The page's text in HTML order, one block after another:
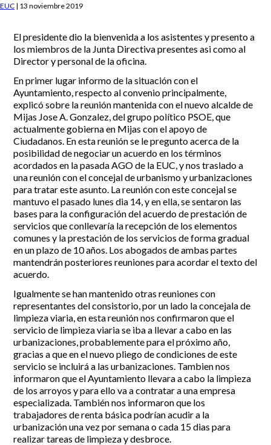
Sitio de Calahonda en cifras
El reciclado de nuestros residuos
Información sobre podas
Teléfonos de interés
Incidencias
Incidencias
App Gecor
Contactar
OCIO Y CURIOSIDADES DE SITIO DE CALAHONDA
Historia de Sitio de Calahonda
Instalaciones y ocio
Club de Golf La Siesta
Centros Comerciales
La Iglesia de San Miguel
La Ermita de Calahonda
Parque España
Parque Europa
Parque Calahonda
Senda litoral Mijas
Ruta de árboles singulares
Parque Canino
Galería Fotográfica
Calahonda de noche
Centros comerciales
Iglesia de San Miguel
La Ermita de Calahonda
Parques de Sitio de Calahonda
Vivero de Calahonda
Revistas
Buscar:
EUC | 13 noviembre 2019
El presidente dio la bienvenida a los asistentes y presento a
los miembros de la Junta Directiva presentes asi como al
Director y personal de la oficina.
En primer lugar informo de la situación con el
Ayuntamiento, respecto al convenio principalmente,
explicó sobre la reunión mantenida con el nuevo alcalde de
Mijas Jose A. Gonzalez, del grupo político PSOE, que
actualmente gobierna en Mijas con el apoyo de
Ciudadanos. En esta reunión se le pregunto acerca de la
posibilidad de negociar un acuerdo en los términos
acordados en la pasada AGO de la EUC, y nos traslado a
una reunión con el concejal de urbanismo y urbanizaciones
para tratar este asunto. La reunión con este concejal se
mantuvo el pasado lunes dia 14, y en ella, se sentaron las
bases para la configuración del acuerdo de prestación de
servicios que conllevaría la recepción de los elementos
comunes y la prestación de los servicios de forma gradual
en un plazo de 10 años. Los abogados de ambas partes
mantendrán posteriores reuniones para acordar el texto del
acuerdo.
Igualmente se han mantenido otras reuniones con
representantes del consistorio, por un lado la concejala de
limpieza viaria, en esta reunión nos confirmaron que el
servicio de limpieza viaria se iba a llevar a cabo en las
urbanizaciones, probablemente para el próximo año,
gracias a que en el nuevo pliego de condiciones de este
servicio se incluirá a las urbanizaciones. Tambien nos
informaron que el Ayuntamiento llevara a cabo la limpieza
de los arroyos y para ello va a contratar a una empresa
especializada. También nos informaron que los
trabajadores de renta básica podrían acudir a la
urbanización una vez por semana o cada 15 dias para
realizar tareas de limpieza y desbroce.